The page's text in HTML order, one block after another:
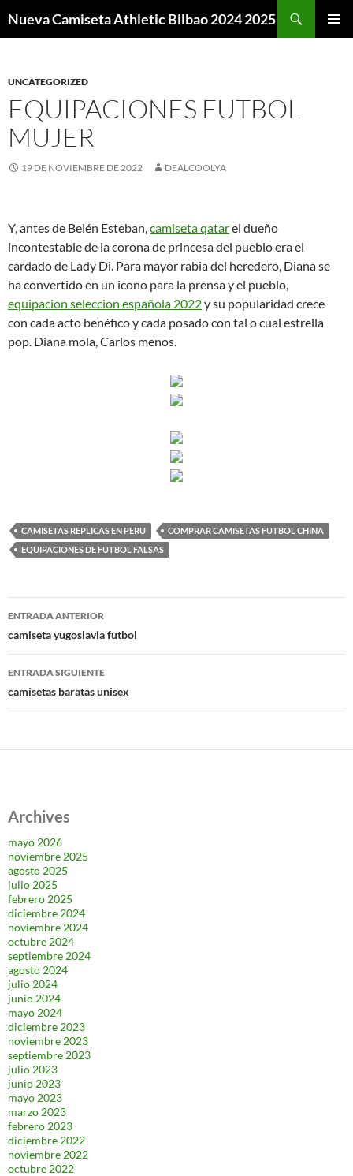
Nueva Camiseta Athletic Bilbao 2024 2025
UNCATEGORIZED
EQUIPACIONES FUTBOL
MUJER
19 DE NOVIEMBRE DE 2022 DEALCOOLYA
Y, antes de Belén Esteban,camiseta qatarel dueño
incontestable de la corona de princesa del pueblo era el
cardado de Lady Di. Para mayor rabia del heredero, Diana se
ha convertido en un icono para la prensa y el pueblo,
equipacion seleccion española 2022y su popularidad crece
con cada acto benéfico y cada posado con tal o cual estrella
pop. Diana mola, Carlos menos.
CAMISETAS REPLICAS EN PERU
COMPRAR CAMISETAS FUTBOL CHINA
EQUIPACIONES DE FUTBOL FALSAS
Navegación
de
entradas
ENTRADA ANTERIOR
camiseta yugoslavia futbol
ENTRADA SIGUIENTE
camisetas baratas unisex
Archives
mayo 2026
noviembre 2025
agosto 2025
julio 2025
febrero 2025
diciembre 2024
noviembre 2024
octubre 2024
septiembre 2024
agosto 2024
julio 2024
junio 2024
mayo 2024
diciembre 2023
noviembre 2023
septiembre 2023
julio 2023
junio 2023
mayo 2023
marzo 2023
febrero 2023
diciembre 2022
noviembre 2022
octubre 2022